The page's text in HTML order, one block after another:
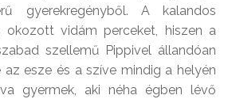
gyerekregényből. A kalandos
okozott vidám perceket, hiszen a
szellemű Pippivel állandóan
esze és a szíve mindig a helyén
gyermek, aki néha égben lévő